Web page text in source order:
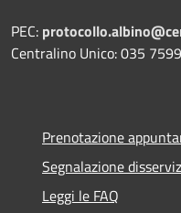
PEC:
Centralino Unico: 035
Prenotazione
Segnalazione
Leggi le FAQ